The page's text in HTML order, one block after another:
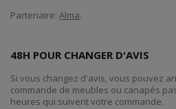
Partenaire: Alma.
48H POUR CHANGER D'AVIS
Si vous changez d'avis, vous pouvez
commande de meubles ou canapés
heures qui suivent votre commande.